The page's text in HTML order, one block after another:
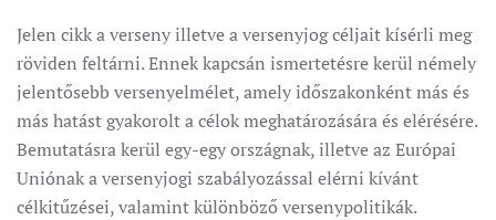
Jelen cikk a verseny illetve a versenyjog céljait kísérli meg
röviden feltárni. Ennek kapcsán ismertetésre kerül némely
jelentősebb versenyelmélet, amely időszakonként más és
más hatást gyakorolt a célok meghatározására és elérésére.
Bemutatásra kerül egy-egy országnak, illetve az Európai
Uniónak a versenyjogi szabályozással elérni kívánt
célkitűzései, valamint különböző versenypolitikák.